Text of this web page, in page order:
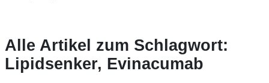
Alle Artikel zum Schlagwort:
Lipidsenker, Evinacumab